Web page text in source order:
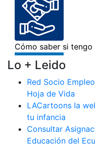
Lo + Leido
Red Socio
Hoja de Vida
LACartoons la
tu infancia
Consultar
Educación del